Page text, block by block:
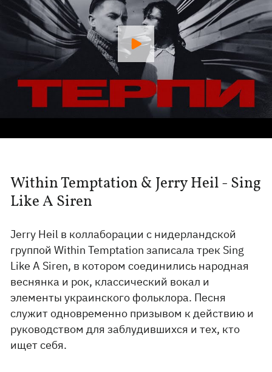
Within Temptation & Jerry Heil - Sing
Like A Siren
Jerry Heil в коллаборации с нидерландской
группой Within Temptation записала трек Sing
Like A Siren, в котором соединились народная
веснянка и рок, классический вокал и
элементы украинского фольклора. Песня
служит одновременно призывом к действию и
руководством для заблудившихся и тех, кто
ищет себя.